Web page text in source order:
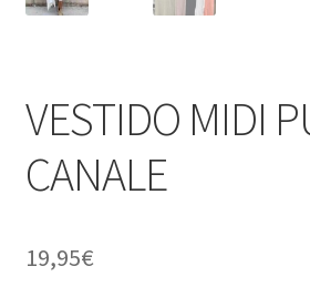
VESTIDO MIDI
CANALE
19,95€